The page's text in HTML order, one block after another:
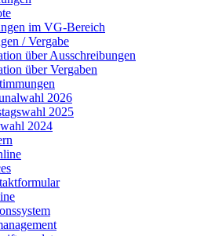
im VG-Bereich
/ Vergabe
über Ausschreibungen
über Vergaben
2026
2025
2024